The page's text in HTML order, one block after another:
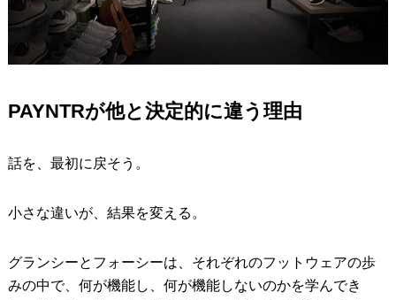
PAYNTRが他と決定的に違う理由
話を、最初に戻そう。
小さな違いが、結果を変える。
グランシーとフォーシーは、それぞれのフットウェアの歩
みの中で、何が機能し、何が機能しないのかを学んでき